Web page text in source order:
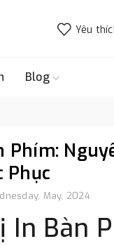
Yêu
Blog
Phím:
Phục
May, 2024
In Bàn